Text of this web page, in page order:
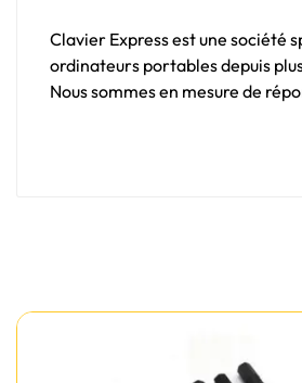
Clavier Express est une société
ordinateurs portables depuis
Nous sommes en mesure de